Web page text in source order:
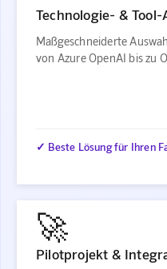
Technologie- & Tool-
Maßgeschneiderte
von Azure OpenAI bis zu
✓ Beste Lösung für Ihren
🚀
Pilotprojekt &